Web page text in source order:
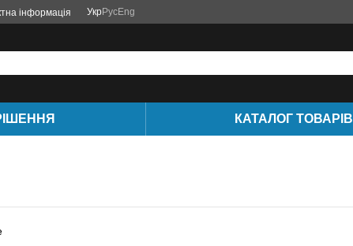
інформація УкрРусEng
КАТАЛОГ ТОВАРІВ